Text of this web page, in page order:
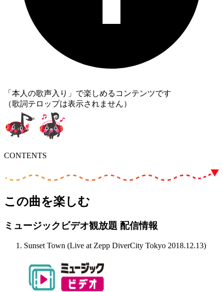
「本人の歌声入り」で楽しめるコンテンツです
（歌詞テロップは表示されません）
CONTENTS
この曲を楽しむ
ミュージックビデオ観放題 配信情報
Sunset Town (Live at Zepp DiverCity Tokyo 2018.12.13)